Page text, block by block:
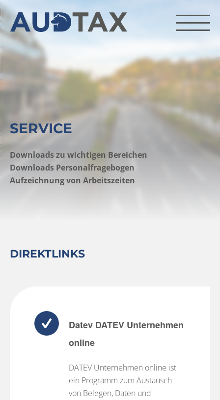
SERVICE
Downloads zu wichtigen Bereichen
Downloads Personalfragebogen
Aufzeichnung von Arbeitszeiten
DIREKTLINKS
Datev DATEV Unternehmen
online
DATEV Unternehmen online ist
ein Programm zum Austausch
von Belegen, Daten und